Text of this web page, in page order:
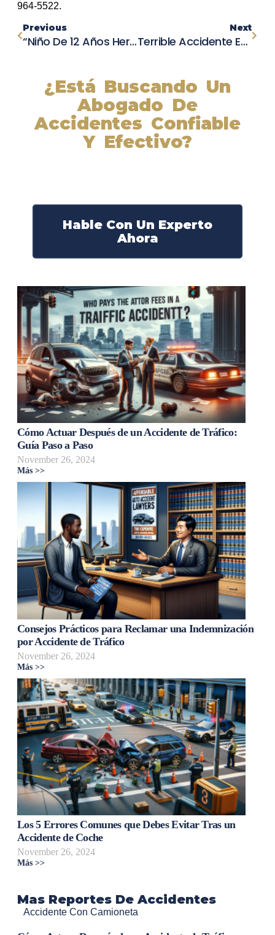
964-5522.
Previous
“Niño De 12 Años Herido Tras Ser Atropellado Por Un Camión En El Condado De Kings”
Next
Terrible Accidente En Porterville Deja Un Hombre Sin Vida
¿Está Buscando Un
Abogado De
Accidentes Confiable
Y Efectivo?
Hable Con Un Experto
Ahora
Cómo Actuar Después de un Accidente de Tráfico:
Guía Paso a Paso
November 26, 2024
Más >>
Consejos Prácticos para Reclamar una Indemnización
por Accidente de Tráfico
November 26, 2024
Más >>
Los 5 Errores Comunes que Debes Evitar Tras un
Accidente de Coche
November 26, 2024
Más >>
Mas Reportes De Accidentes
Accidente Con Camioneta